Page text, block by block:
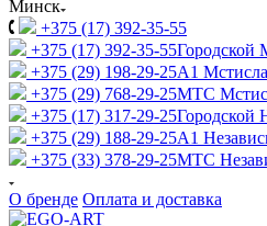
Минск
+375 (17) 392-35-55
+375 (17) 392-35-55Городской
+375 (29) 198-29-25A1
+375 (29) 768-29-25МТС
+375 (17) 317-29-25Городской
+375 (29) 188-29-25A1
+375 (33) 378-29-25МТС
О бренде Оплата и доставка